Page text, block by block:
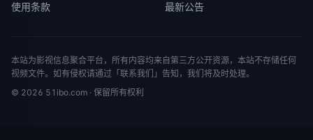
使用条款
最新公告
本站为影视信息聚合平台，所有内容均来自第三方公开资源，本站不存储任何
视频文件。如有侵权请通过「联系我们」告知，我们将及时处理。
© 2026 51ibo.com · 保留所有权利